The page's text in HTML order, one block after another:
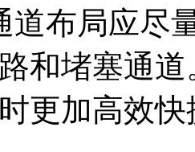
道布局应尽
和堵塞通
更加高效快